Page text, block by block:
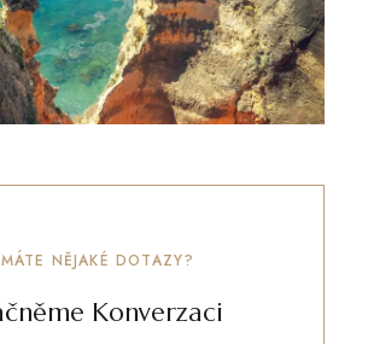
MÁTE NĚJAKÉ DOTAZY?
Konverzaci